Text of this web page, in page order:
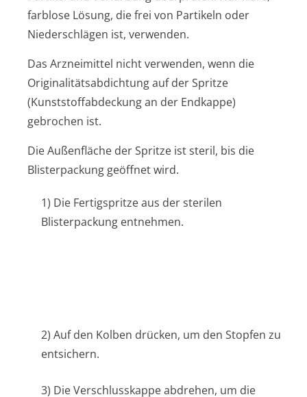
farblose Lösung, die frei von Partikeln oder
Niederschlägen ist, verwenden.
Das Arzneimittel nicht verwenden, wenn die
Originalitätsab­dichtung auf der Spritze
(Kunststoffab­deckung an der Endkappe)
gebrochen ist.
Die Außenfläche der Spritze ist steril, bis die
Blisterpackung geöffnet wird.
1) Die Fertigspritze aus der sterilen
Blisterpackung entnehmen.
2) Auf den Kolben drücken, um den Stopfen zu
entsichern.
3) Die Verschlusskappe abdrehen, um die